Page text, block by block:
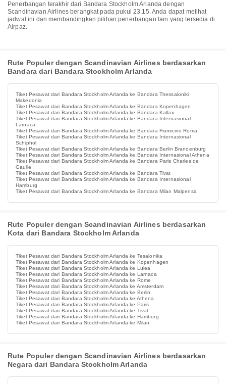
Penerbangan terakhir dari Bandara Stockholm Arlanda dengan
Scandinavian Airlines berangkat pada pukul 23.15. Anda dapat melihat
jadwal ini dan membandingkan pilihan penerbangan lain yang tersedia di
Airpaz.
Rute Populer dengan Scandinavian Airlines berdasarkan
Bandara dari Bandara Stockholm Arlanda
Tiket Pesawat dari Bandara Stockholm Arlanda ke Bandara Thessaloniki
Makedonia
Tiket Pesawat dari Bandara Stockholm Arlanda ke Bandara Kopenhagen
Tiket Pesawat dari Bandara Stockholm Arlanda ke Bandara Kallax
Tiket Pesawat dari Bandara Stockholm Arlanda ke Bandara Internasional
Larnaca
Tiket Pesawat dari Bandara Stockholm Arlanda ke Bandara Fiumicino Roma
Tiket Pesawat dari Bandara Stockholm Arlanda ke Bandara Internasional
Schiphol
Tiket Pesawat dari Bandara Stockholm Arlanda ke Bandara Berlin Brandenburg
Tiket Pesawat dari Bandara Stockholm Arlanda ke Bandara Internasional Athena
Tiket Pesawat dari Bandara Stockholm Arlanda ke Bandara Paris Charles de
Gaulle
Tiket Pesawat dari Bandara Stockholm Arlanda ke Bandara Tivat
Tiket Pesawat dari Bandara Stockholm Arlanda ke Bandara Internasional
Hamburg
Tiket Pesawat dari Bandara Stockholm Arlanda ke Bandara Milan Malpensa
Rute Populer dengan Scandinavian Airlines berdasarkan
Kota dari Bandara Stockholm Arlanda
Tiket Pesawat dari Bandara Stockholm Arlanda ke Tesalonika
Tiket Pesawat dari Bandara Stockholm Arlanda ke Kopenhagen
Tiket Pesawat dari Bandara Stockholm Arlanda ke Lulea
Tiket Pesawat dari Bandara Stockholm Arlanda ke Larnaca
Tiket Pesawat dari Bandara Stockholm Arlanda ke Rome
Tiket Pesawat dari Bandara Stockholm Arlanda ke Amsterdam
Tiket Pesawat dari Bandara Stockholm Arlanda ke Berlin
Tiket Pesawat dari Bandara Stockholm Arlanda ke Athena
Tiket Pesawat dari Bandara Stockholm Arlanda ke Paris
Tiket Pesawat dari Bandara Stockholm Arlanda ke Tivat
Tiket Pesawat dari Bandara Stockholm Arlanda ke Hamburg
Tiket Pesawat dari Bandara Stockholm Arlanda ke Milan
Rute Populer dengan Scandinavian Airlines berdasarkan
Negara dari Bandara Stockholm Arlanda